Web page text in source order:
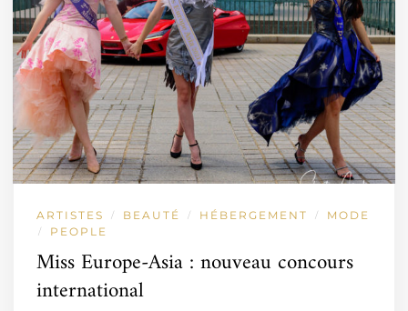
ARTISTES / BEAUTÉ / HÉBERGEMENT / MODE
/ PEOPLE
Miss Europe-Asia : nouveau concours
international